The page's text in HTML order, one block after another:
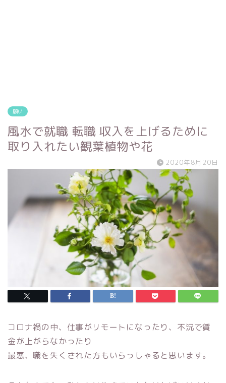
願い
風水で就職 転職 収入を上げるために
取り入れたい観葉植物や花
2020年8月20日
コロナ禍の中、仕事がリモートになったり、不況で賃
金が上がらなかったり
最悪、職を失くされた方もいらっしゃると思います。